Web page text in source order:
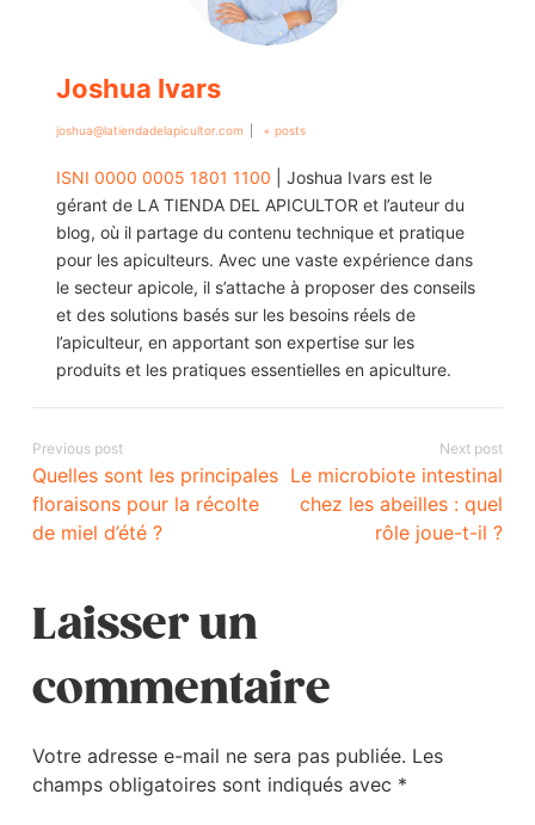
Joshua Ivars
joshua@latiendadelapicultor.com + posts
ISNI 0000 0005 1801 1100 | Joshua Ivars est le
gérant de LA TIENDA DEL APICULTOR et l’auteur du
blog, où il partage du contenu technique et pratique
pour les apiculteurs. Avec une vaste expérience dans
le secteur apicole, il s’attache à proposer des conseils
et des solutions basés sur les besoins réels de
l’apiculteur, en apportant son expertise sur les
produits et les pratiques essentielles en apiculture.​
Previous post
Quelles sont les principales
floraisons pour la récolte
de miel d’été ?
Next post
Le microbiote intestinal
chez les abeilles : quel
rôle joue-t-il ?
Laisser un
commentaire
Votre adresse e-mail ne sera pas publiée. Les
champs obligatoires sont indiqués avec *